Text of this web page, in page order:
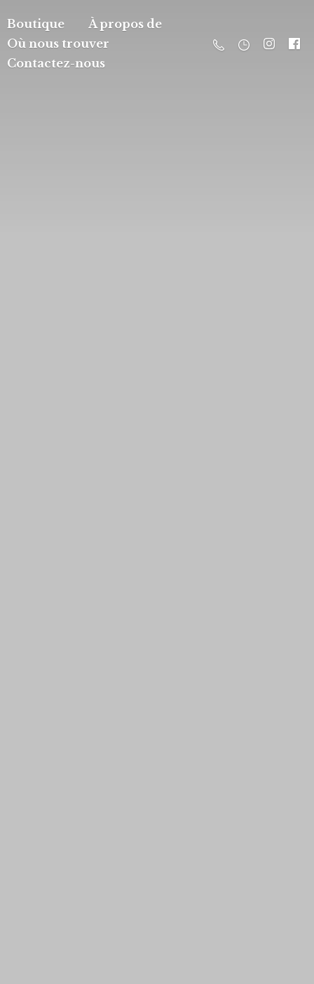
Boutique
À propos de
Où nous trouver
Contactez-nous